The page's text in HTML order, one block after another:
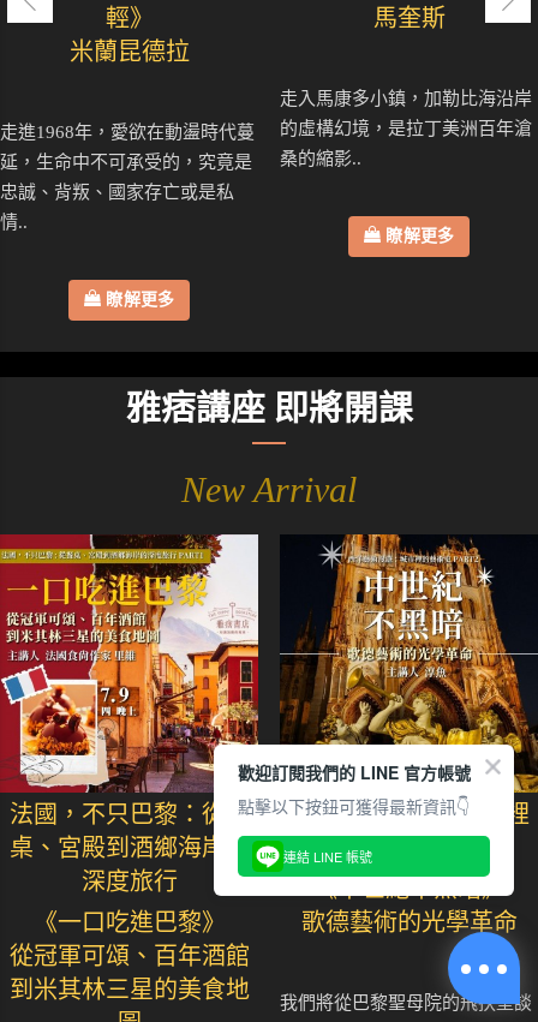
輕》
米蘭昆德拉
走進1968年，愛欲在動盪時代蔓
延，生命中不可承受的，究竟是
忠誠、背叛、國家存亡或是私
情..
瞭解更多
馬奎斯
走入馬康多小鎮，加勒比海沿岸
的虛構幻境，是拉丁美洲百年滄
桑的縮影..
瞭解更多
雅痞講座 即將開課
New Arrival
法國，不只巴黎：從餐
桌、宮殿到酒鄉海岸的
深度旅行
《一口吃進巴黎》
從冠軍可頌、百年酒館
到米其林三星的美食地
西洋藝術漫遊：城市裡
的藝術史
歌德藝術的光學革命
我們將從巴黎聖母院的飛扶壁談
歡迎訂閱我們的 LINE 官方帳號
點擊以下按鈕可獲得最新資訊👇
連結 LINE 帳號